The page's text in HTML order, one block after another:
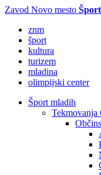
Zavod Novo mesto Šport
znm
šport
kultura
turizem
mladina
olimpijski center
Šport mladih
Tekmovanja